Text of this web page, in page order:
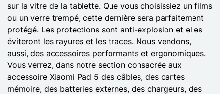
sur la vitre de la tablette. Que vous choisissiez un films
ou un verre trempé, cette dernière sera parfaitement
protégé. Les protections sont anti-explosion et elles
éviteront les rayures et les traces. Nous vendons,
aussi, des accessoires performants et ergonomiques.
Vous verrez, dans notre section consacrée aux
accessoire Xiaomi Pad 5 des câbles, des cartes
mémoire, des batteries externes, des chargeurs, des